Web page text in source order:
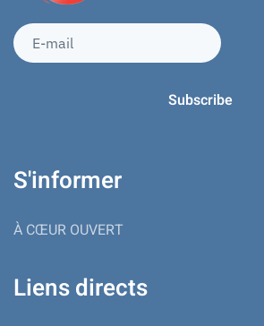
S'informer
À CŒUR OUVERT
Liens directs